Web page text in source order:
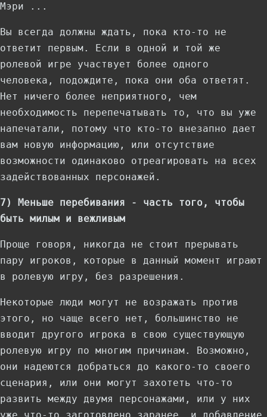
Мэри ...
Вы всегда должны ждать, пока кто-то не
ответит первым. Если в одной и той же
ролевой игре участвует более одного
человека, подождите, пока они оба ответят.
Нет ничего более неприятного, чем
необходимость перепечатывать то, что вы уже
напечатали, потому что кто-то внезапно дает
вам новую информацию, или отсутствие
возможности одинаково отреагировать на всех
задействованных персонажей.
7) Меньше перебивания - часть того, чтобы
быть милым и вежливым
Проще говоря, никогда не стоит прерывать
пару игроков, которые в данный момент играют
в ролевую игру, без разрешения.
Некоторые люди могут не возражать против
этого, но чаще всего нет, большинство не
вводит другого игрока в свою существующую
ролевую игру по многим причинам. Возможно,
они надеются добраться до какого-то своего
сценария, или они могут захотеть что-то
развить между двумя персонажами, или у них